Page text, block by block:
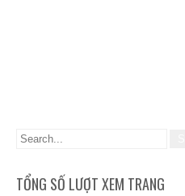
TỔNG SỐ LƯỢT XEM TRANG